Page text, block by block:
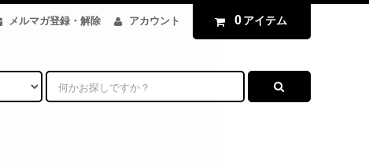
メルマガ登録・解除 アカウント 0 アイテム